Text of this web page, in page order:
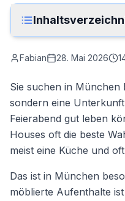
Fabian 28. Mai 2026
Sie suchen in München
sondern eine
Feierabend gut leben
Houses oft die beste
meist eine Küche und
Das ist in München
möblierte Aufenthalte